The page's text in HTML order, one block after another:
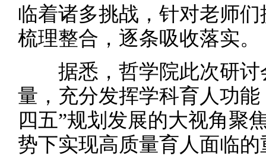
临着诸多挑战，针对老师
梳理整合，逐条吸收落实。
据悉，哲学院此次研讨
量，充分发挥学科育人功
四五”规划发展的大视角聚
势下实现高质量育人面临